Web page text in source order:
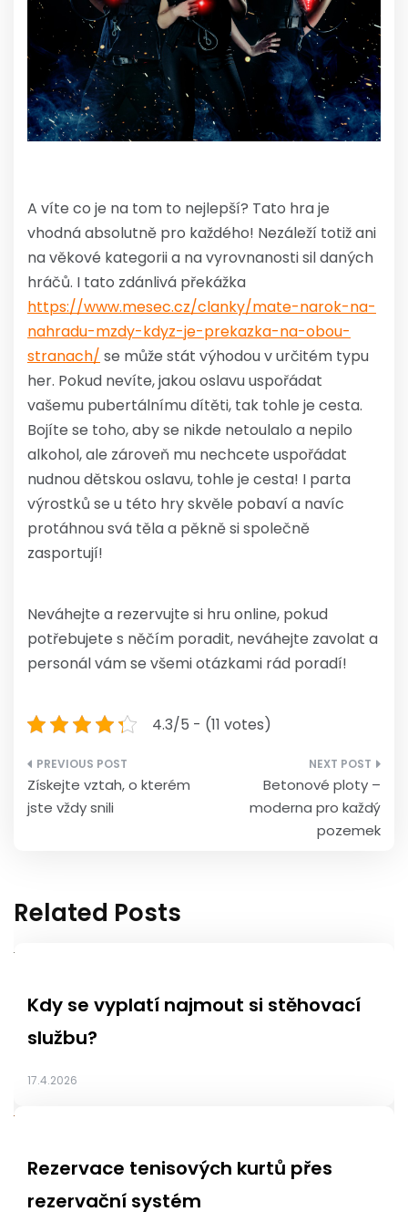
A víte co je na tom to nejlepší? Tato hra je
vhodná absolutně pro každého! Nezáleží totiž ani
na věkové kategorii a na vyrovnanosti sil daných
hráčů. I tato zdánlivá překážka
https://www.mesec.cz/clanky/mate-narok-na-
nahradu-mzdy-kdyz-je-prekazka-na-obou-
stranach/ se může stát výhodou v určitém typu
her. Pokud nevíte, jakou oslavu uspořádat
vašemu pubertálnímu dítěti, tak tohle je cesta.
Bojíte se toho, aby se nikde netoulalo a nepilo
alkohol, ale zároveň mu nechcete uspořádat
nudnou dětskou oslavu, tohle je cesta! I parta
výrostků se u této hry skvěle pobaví a navíc
protáhnou svá těla a pěkně si společně
zasportují!
Neváhejte a rezervujte si hru online, pokud
potřebujete s něčím poradit, neváhejte zavolat a
personál vám se všemi otázkami rád poradí!
4.3/5 - (11 votes)
Navigace
pro
Získejte vztah, o kterém
jste vždy snili
Betonové ploty –
moderna pro každý
pozemek
Related Posts
Kdy se vyplatí najmout si stěhovací
službu?
17.4.2026
Rezervace tenisových kurtů přes
rezervační systém